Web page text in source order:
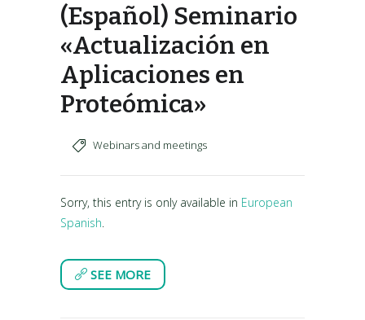
(Español) Seminario
«Actualización en
Aplicaciones en
Proteómica»
Webinars and meetings
Sorry, this entry is only available in European
Spanish
SEE MORE